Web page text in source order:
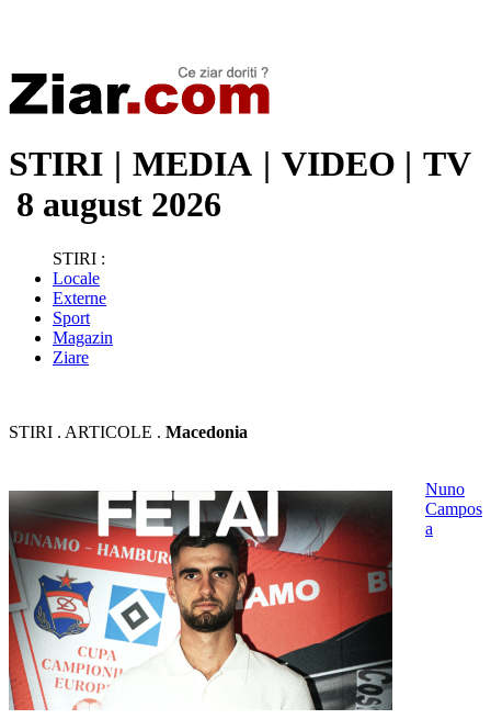
STIRI | MEDIA | VIDEO | TV
8 august 2026
STIRI :
Locale
Externe
Sport
Magazin
Ziare
STIRI . ARTICOLE . Macedonia
Nuno
Campos
a